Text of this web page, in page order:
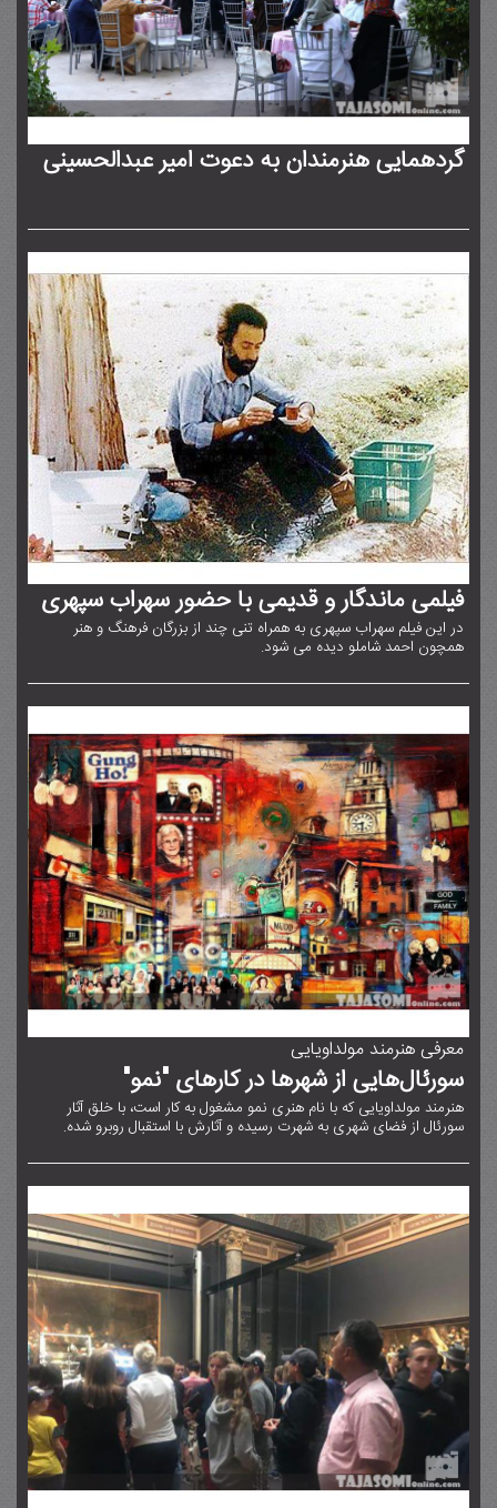
گردهمایی هنرمندان به دعوت امیر عبدالحسینی
فیلمی ماندگار و قدیمی با حضور سهراب سپهری
در این فیلم سهراب سپهری به همراه تنی چند از بزرگان فرهنگ و هنر
همچون احمد شاملو دیده می شود.
معرفی هنرمند مولداویایی
سورئال‌هایی از شهرها در کارهای "نمو"
هنرمند مولداویایی که با نام هنری نمو مشغول به کار است، با خلق آثار
سورئال از فضای شهری به شهرت رسیده و آثارش با استقبال روبرو شده.